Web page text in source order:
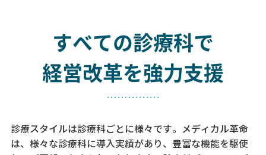
すべての診療科で
経営改革を強力支援
診療スタイルは診療科ごとに様々です。メディカル革命
は、様々な診療科に導入実績があり、 豊富な機能を駆使